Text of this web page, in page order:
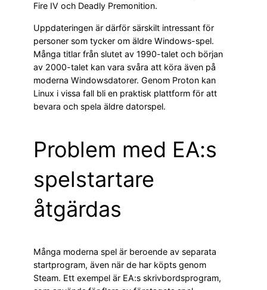
Fire IV och Deadly Premonition.
Uppdateringen är därför särskilt intressant för
personer som tycker om äldre Windows-spel.
Många titlar från slutet av 1990-talet och början
av 2000-talet kan vara svåra att köra även på
moderna Windowsdatorer. Genom Proton kan
Linux i vissa fall bli en praktisk plattform för att
bevara och spela äldre datorspel.
Problem med EA:s
spelstartare
åtgärdas
Många moderna spel är beroende av separata
startprogram, även när de har köpts genom
Steam. Ett exempel är EA:s skrivbordsprogram,